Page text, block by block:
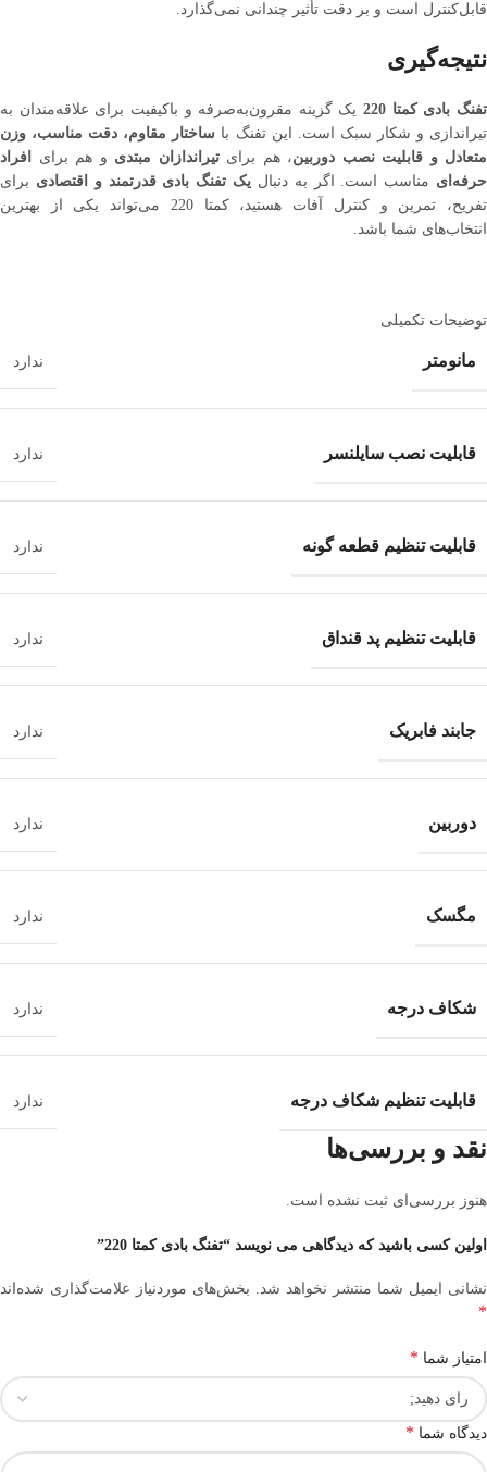
قابل‌کنترل است و بر دقت تأثیر چندانی نمی‌گذارد.
نتیجه‌گیری
تفنگ بادی کمتا 220
یک گزینه مقرون‌به‌صرفه و باکیفیت برای علاقه‌مندان به
تیراندازی و شکار سبک است. این تفنگ با ساختار مقاوم، دقت مناسب، وزن
متعادل و قابلیت نصب دوربین، هم برایتیراندازان مبتدی و هم برای
افراد
حرفه‌ای مناسب است. اگر به دنبال یک تفنگ بادی قدرتمند و اقتصادی برای
تفریح، تمرین و کنترل آفات هستید، کمتا 220 می‌تواند یکی از بهترین
انتخاب‌های شما باشد.
توضیحات تکمیلی
مانومتر ندارد
قابلیت نصب سایلنسر ندارد
قابلیت تنظیم قطعه گونه ندارد
قابلیت تنظیم پد قنداق ندارد
جابند فابریک ندارد
دوربین ندارد
مگسک ندارد
شکاف درجه ندارد
قابلیت تنظیم شکاف درجه ندارد
نقد و بررسی‌ها
هنوز بررسی‌ای ثبت نشده است.
اولین کسی باشید که دیدگاهی می نویسد “تفنگ بادی کمتا 220”
نشانی ایمیل شما منتشر نخواهد شد. بخش‌های موردنیاز علامت‌گذاری شده‌اند
*
امتیاز شما *
دیدگاه شما *